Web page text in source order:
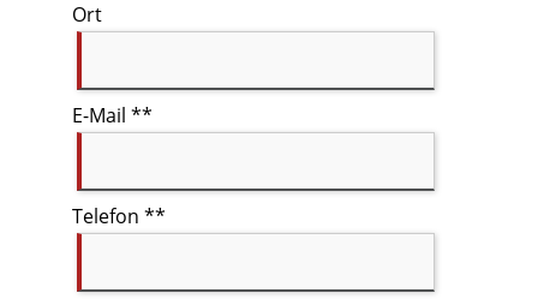
Ort
E-Mail **
Telefon **